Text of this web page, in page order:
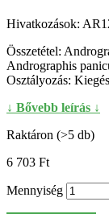
Hivatkozások:
Összetétel:
Andrographis
Osztályozás:
↓ Bővebb leírás ↓
Raktáron (>5 db)
6 703 Ft‎
Mennyiség